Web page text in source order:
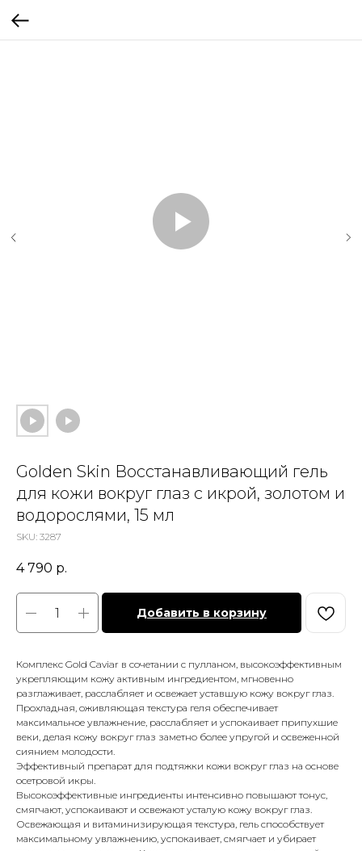
Golden Skin Восстанавливающий гель
для кожи вокруг глаз с икрой, золотом и
водорослями, 15 мл
SKU: 3287
4 790 р.
Добавить в корзину
Комплекс Gold Caviar в сочетании с пулланом, высокоэффективным
укрепляющим кожу активным ингредиентом, мгновенно
разглаживает, расслабляет и освежает уставшую кожу вокруг глаз.
Прохладная, оживляющая текстура геля обеспечивает
максимальное увлажнение, расслабляет и успокаивает припухшие
веки, делая кожу вокруг глаз заметно более упругой и освеженной
сиянием молодости.
Эффективный препарат для подтяжки кожи вокруг глаз на основе
осетровой икры.
Высокоэффективные ингредиенты интенсивно повышают тонус,
смягчают, успокаивают и освежают усталую кожу вокруг глаз.
Освежающая и витаминизирующая текстура, гель способствует
максимальному увлажнению, успокаивает, смягчает и убирает